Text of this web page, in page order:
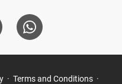
Terms and Conditions